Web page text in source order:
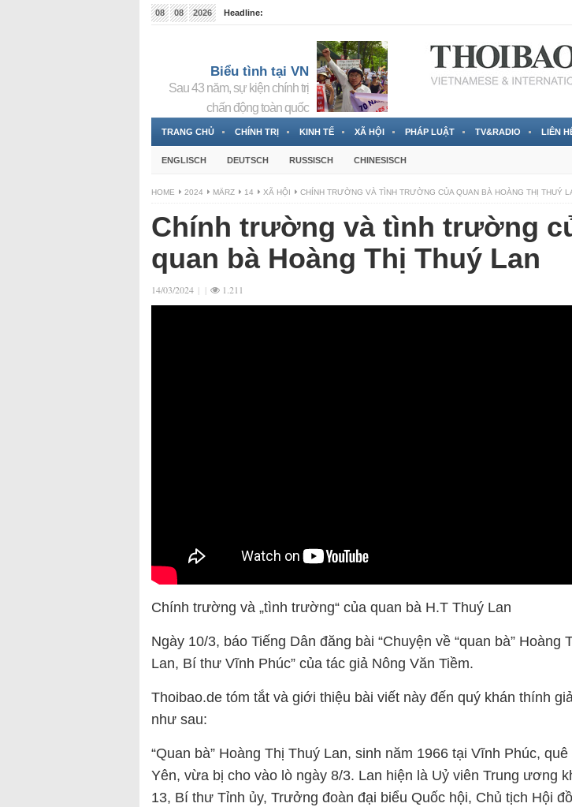
08 08 2026
Headline:
Biểu tình tại VN
Sau 43 năm, sự kiện chính trị
chấn động toàn quốc
TRANG CHỦ CHÍNH TRỊ KINH TẾ XÃ HỘI PHÁP LUẬT TV&RADIO LIÊN
ENGLISCH DEUTSCH RUSSISCH CHINESISCH
HOME 2024 MÄRZ 14 XÃ HỘI CHÍNH TRƯỜNG VÀ TÌNH TRƯỜNG CỦA QUAN BÀ HOÀNG THỊ THUÝ
Chính trường và tình trường
quan bà Hoàng Thị Thuý Lan
14/03/2024 | | 1.211
Chính trường và „tình trường“ của quan bà H.T Thuý Lan
Ngày 10/3, báo Tiếng Dân đăng bài “Chuyện về “quan bà” Hoàng
Lan, Bí thư Vĩnh Phúc” của tác giả Nông Văn Tiềm.
Thoibao.de tóm tắt và giới thiệu bài viết này đến quý khán thính
như sau:
“Quan bà” Hoàng Thị Thuý Lan, sinh năm 1966 tại Vĩnh Phúc,
Yên, vừa bị cho vào lò ngày 8/3. Lan hiện là Uỷ viên Trung ương
13, Bí thư Tỉnh ủy, Trưởng đoàn đại biểu Quốc hội, Chủ tịch Hội